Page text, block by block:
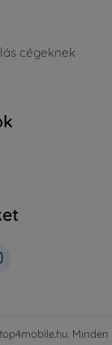
cégeknek
top4mobile.hu.